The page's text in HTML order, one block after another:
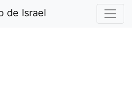
de Israel